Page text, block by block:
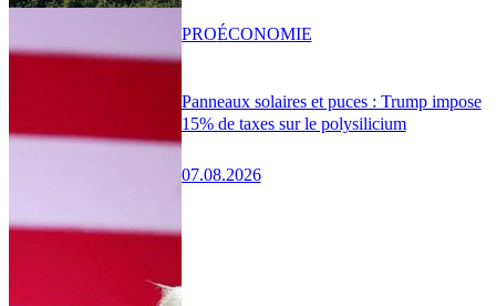
Panneaux solaires et puces : Trump impose
15% de taxes sur le polysilicium
07.08.2026
PROÉCONOMIE